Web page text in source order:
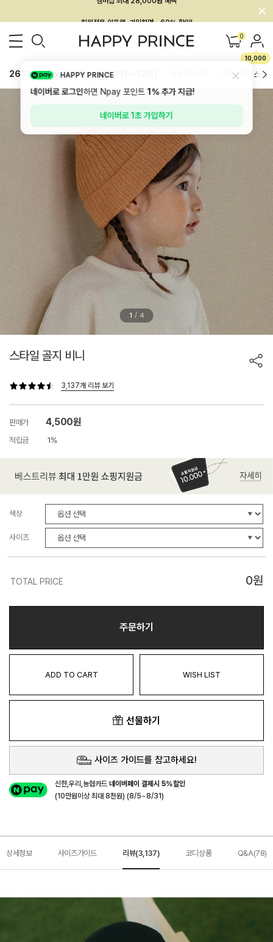
멤버십 최대 28,000원 혜택 0
10,000
26SS 신상 BEST BABY[6~12M] 하의/레깅스
1 / 4
스타일 골지 비니
3,137개 리뷰 보기
판매가 4,500원
적립금 1%
색상
사이즈
TOTAL PRICE 0원
주문하기
ADD TO CART WISH LIST
선물하기
사이즈 가이드를 참고하세요!
신한,우리,농협카드네이버페이 결제시 5%할인
(10만원이상 최대 8천원) (8/5~8/31)
상세정보 사이즈가이드 리뷰(3,137) 코디상품 Q&A(78)
HAPPY PRINCE
네이버로 로그인하면 Npay 포인트1%추가 지급!
네이버로 1초 가입하기